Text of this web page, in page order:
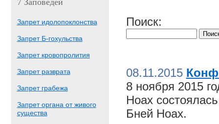
7 Заповедей
Запрет идолопоклонства
Запрет Б-гохульства
Запрет кровопролития
Запрет разврата
Запрет грабежа
Запрет органа от живого
существа
Поиск:
08.11.2015
8 ноября 2015
Ноах
Бней Ноах.